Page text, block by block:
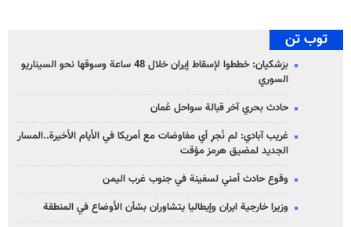
توب تن
بزشكيان: خططوا لإسقاط إيران خلال 48 ساعة وسوقها نحو السيناريو
السوري
حادث بحري آخر قبالة سواحل عُمان
غريب آبادي: لم نُجرِ أي مفاوضات مع أمريكا في الأيام الأخيرة..المسار
الجديد لمضيق هرمز مؤقت
وقوع حادث أمني لسفينة في جنوب غرب اليمن
وزيرا خارجية ايران وإيطاليا يتشاوران بشأن الأوضاع في المنطقة